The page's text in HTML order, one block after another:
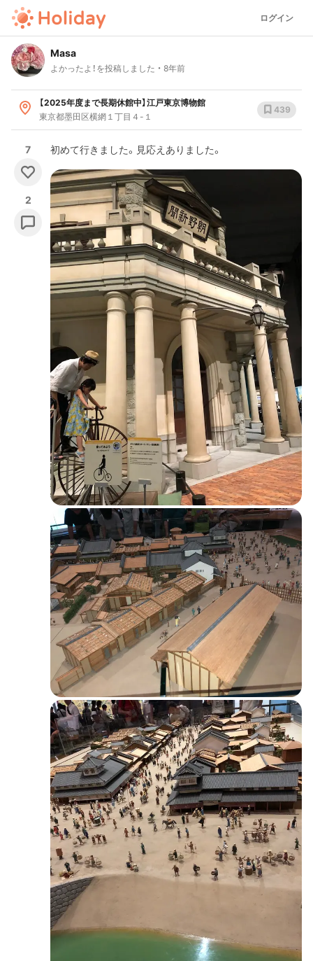
ログイン
Masa
よかったよ！を投稿しました 8年前
【2025年度まで長期休館中】江戸東京博物館
東京都墨田区横網１丁目４-１
439
7
2
初めて行きました。見応えありました。